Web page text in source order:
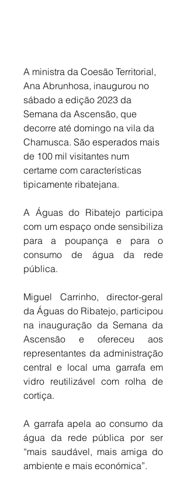
A ministra da Coesão Territorial,
Ana Abrunhosa, inaugurou no
sábado a edição 2023 da
Semana da Ascensão, que
decorre até domingo na vila da
Chamusca. São esperados mais
de 100 mil visitantes num
certame com características
tipicamente ribatejana.
A Águas do Ribatejo participa
com um espaço onde sensibiliza
para a poupança e para o
consumo de água da rede
pública.
Miguel Carrinho, director-geral
da Águas do Ribatejo, participou
na inauguração da Semana da
Ascensão e ofereceu aos
representantes da administração
central e local uma garrafa em
vidro reutilizável com rolha de
cortiça.
A garrafa apela ao consumo da
água da rede pública por ser
“mais saudável, mais amiga do
ambiente e mais económica”.